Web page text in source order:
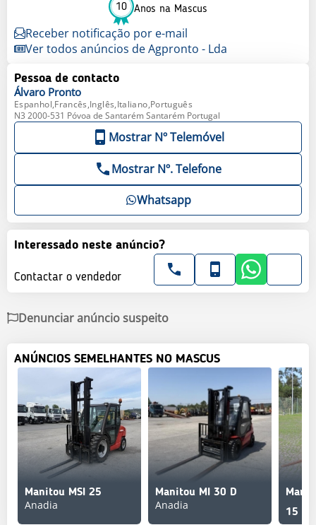
10 Anos na Mascus
Receber notificação por e-mail
Ver todos anúncios de Agpronto - Lda
Pessoa de contacto
Álvaro Pronto
Espanhol,Francês,Inglês,Italiano,Português
N3 2000-531 Póvoa de Santarém Santarém Portugal
Mostrar Nº Telemóvel
Mostrar Nº. Telefone
Whatsapp
Interessado neste anúncio?
Contactar o vendedor
Denunciar anúncio suspeito
ANÚNCIOS SEMELHANTES NO MASCUS
Manitou MSI 25
Anadia
Manitou MI 30 D
Anadia
15